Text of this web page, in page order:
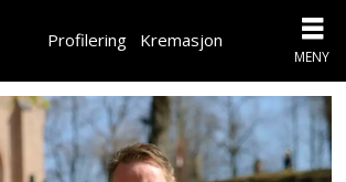
Profilering Kremasjon